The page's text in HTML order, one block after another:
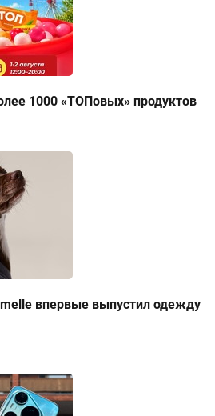
1000 «ТОПовых» продуктов
впервые выпустил одежду